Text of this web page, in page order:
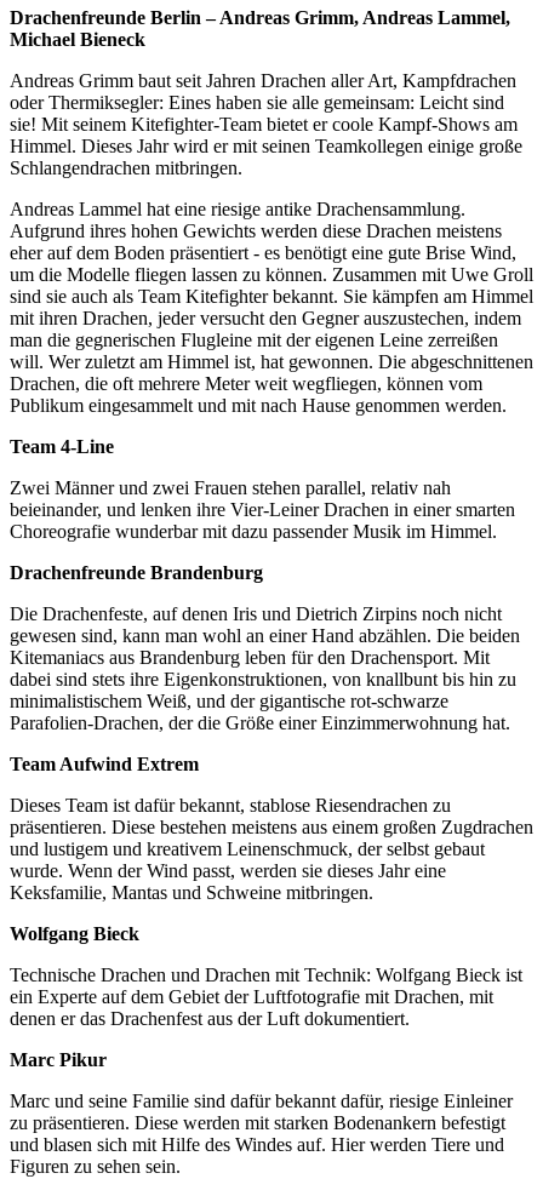
Drachenfreunde Berlin – Andreas Grimm, Andreas Lammel,
Michael Bieneck
Andreas Grimm baut seit Jahren Drachen aller Art, Kampfdrachen
oder Thermiksegler: Eines haben sie alle gemeinsam: Leicht sind
sie! Mit seinem Kitefighter-Team bietet er coole Kampf-Shows am
Himmel. Dieses Jahr wird er mit seinen Teamkollegen einige große
Schlangendrachen mitbringen.
Andreas Lammel hat eine riesige antike Drachensammlung.
Aufgrund ihres hohen Gewichts werden diese Drachen meistens
eher auf dem Boden präsentiert - es benötigt eine gute Brise Wind,
um die Modelle fliegen lassen zu können. Zusammen mit Uwe Groll
sind sie auch als Team Kitefighter bekannt. Sie kämpfen am Himmel
mit ihren Drachen, jeder versucht den Gegner auszustechen, indem
man die gegnerischen Flugleine mit der eigenen Leine zerreißen
will. Wer zuletzt am Himmel ist, hat gewonnen. Die abgeschnittenen
Drachen, die oft mehrere Meter weit wegfliegen, können vom
Publikum eingesammelt und mit nach Hause genommen werden.
Team 4-Line
Zwei Männer und zwei Frauen stehen parallel, relativ nah
beieinander, und lenken ihre Vier-Leiner Drachen in einer smarten
Choreografie wunderbar mit dazu passender Musik im Himmel.
Drachenfreunde Brandenburg
Die Drachenfeste, auf denen Iris und Dietrich Zirpins noch nicht
gewesen sind, kann man wohl an einer Hand abzählen. Die beiden
Kitemaniacs aus Brandenburg leben für den Drachensport. Mit
dabei sind stets ihre Eigenkonstruktionen, von knallbunt bis hin zu
minimalistischem Weiß, und der gigantische rot-schwarze
Parafolien-Drachen, der die Größe einer Einzimmerwohnung hat.
Team Aufwind Extrem
Dieses Team ist dafür bekannt, stablose Riesendrachen zu
präsentieren. Diese bestehen meistens aus einem großen Zugdrachen
und lustigem und kreativem Leinenschmuck, der selbst gebaut
wurde. Wenn der Wind passt, werden sie dieses Jahr eine
Keksfamilie, Mantas und Schweine mitbringen.
Wolfgang Bieck
Technische Drachen und Drachen mit Technik: Wolfgang Bieck ist
ein Experte auf dem Gebiet der Luftfotografie mit Drachen, mit
denen er das Drachenfest aus der Luft dokumentiert.
Marc Pikur
Marc und seine Familie sind dafür bekannt dafür, riesige Einleiner
zu präsentieren. Diese werden mit starken Bodenankern befestigt
und blasen sich mit Hilfe des Windes auf. Hier werden Tiere und
Figuren zu sehen sein.